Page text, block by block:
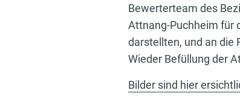
Bewerterteam des
Attnang-Puchheim für
darstellten, und an die
Wieder Befüllung der
Bilder sind hier